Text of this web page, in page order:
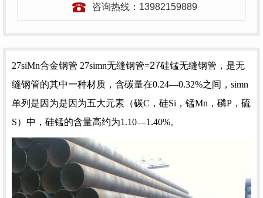
咨询热线： 13982159889
27siMn合金钢管 27simn无缝钢管=27硅锰无缝钢管 ，是无
缝钢管的其中一种材质，含碳量在0.24—0.32%之间，simn
单列是因为是因为五大元素（碳C，硅Si，锰Mn，磷P，硫
S）中，硅锰的含量高约为1.10—1.40%。